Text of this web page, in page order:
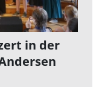
in der